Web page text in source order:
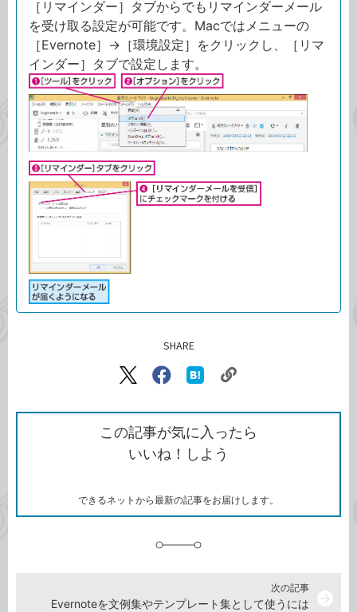
［リマインダー］タブからでもリマインダーメール
を受け取る設定が可能です。Macではメニューの
［Evernote］→［環境設定］をクリックし、［リマ
インダー］タブで設定します。
SHARE
X（旧
で
シ
ェ
ア
Facebook
シ
ェ
ア
な
ッ
ク
ク
ク
を
コ
この記事が気に入ったら
いいね！しよう
できるネットから最新の記事をお届けします。
次の記事
Evernoteを文例集やテンプレート集として使うには